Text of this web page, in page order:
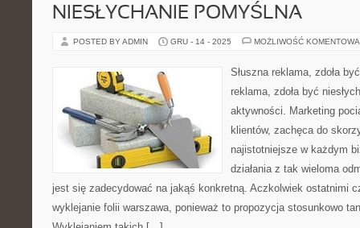
NIESŁYCHANIE POMYŚLNA
POSTED BY ADMIN GRU - 14 - 2025 MOŻLIWOŚĆ
Słuszna reklama, zdoła
reklama, zdoła być
aktywności. Marketing
klientów, zachęca do
najistotniejsze w każdym
działania z tak wieloma
jest się zadecydować na jakąś konkretną. Aczkolwiek ostatnimi
wyklejanie folii warszawa, ponieważ to propozycja stosunkowo